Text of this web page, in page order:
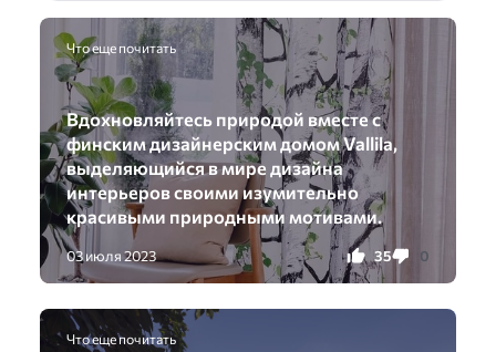
Что еще почитать
Вдохновляйтесь природой вместе с
финским дизайнерским домом Vallila,
выделяющийся в мире дизайна
интерьеров своими изумительно
красивыми природными мотивами.
03 июля 2023 35 0
Что еще почитать